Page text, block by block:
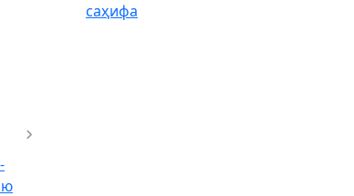
саҳифа